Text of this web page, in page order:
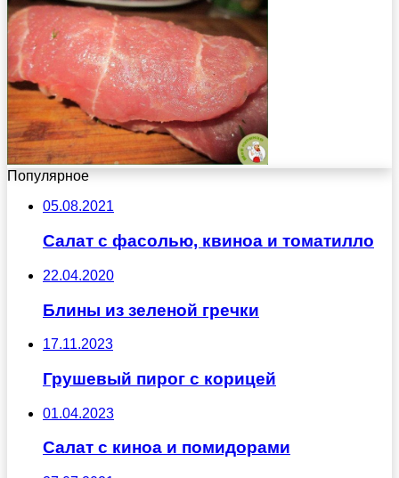
Популярное
05.08.2021
Салат с фасолью, квиноа и томатилло
22.04.2020
Блины из зеленой гречки
17.11.2023
Грушевый пирог с корицей
01.04.2023
Салат с киноа и помидорами